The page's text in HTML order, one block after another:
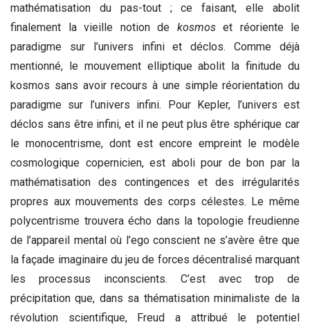
mathématisation du pas-tout ; ce faisant, elle abolit
finalement la vieille notion de kosmoset réoriente le
paradigme sur l’univers infini et déclos. Comme déjà
mentionné, le mouvement elliptique abolit la finitude du
kosmos sans avoir recours à une simple réorientation du
paradigme sur l’univers infini. Pour Kepler, l’univers est
déclos sans être infini, et il ne peut plus être sphérique car
le monocentrisme, dont est encore empreint le modèle
cosmologique copernicien, est aboli pour de bon par la
mathématisation des contingences et des irrégularités
propres aux mouvements des corps célestes. Le même
polycentrisme trouvera écho dans la topologie freudienne
de l’appareil mental où l’ego conscient ne s’avère être que
la façade imaginaire du jeu de forces décentralisé marquant
les processus inconscients. C’est avec trop de
précipitation que, dans sa thématisation minimaliste de la
révolution scientifique, Freud a attribué le potentiel